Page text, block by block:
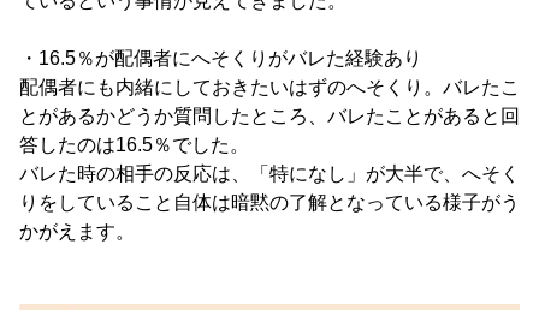
・16.5％が配偶者にへそくりがバレた経験あり
配偶者にも内緒にしておきたいはずのへそくり。バレたこ
とがあるかどうか質問したところ、バレたことがあると回
答したのは16.5％でした。
バレた時の相手の反応は、「特になし」が大半で、へそく
りをしていること自体は暗黙の了解となっている様子がう
かがえます。